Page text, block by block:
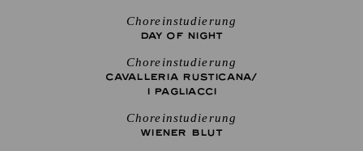
Choreinstudierung
DAY OF NIGHT
Choreinstudierung
CAVALLERIA RUSTICANA/
I PAGLIACCI
Choreinstudierung
WIENER BLUT